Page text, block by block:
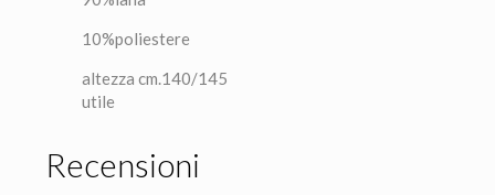
10%poliestere
altezza cm.140/145
utile
Recensioni